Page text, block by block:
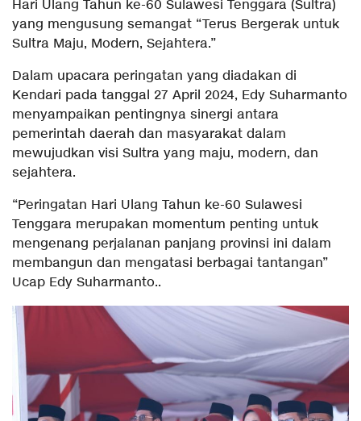
Hari Ulang Tahun ke-60 Sulawesi Tenggara (Sultra)
yang mengusung semangat “Terus Bergerak untuk
Sultra Maju, Modern, Sejahtera.”
Dalam upacara peringatan yang diadakan di
Kendari pada tanggal 27 April 2024, Edy Suharmanto
menyampaikan pentingnya sinergi antara
pemerintah daerah dan masyarakat dalam
mewujudkan visi Sultra yang maju, modern, dan
sejahtera.
“Peringatan Hari Ulang Tahun ke-60 Sulawesi
Tenggara merupakan momentum penting untuk
mengenang perjalanan panjang provinsi ini dalam
membangun dan mengatasi berbagai tantangan”
Ucap Edy Suharmanto..